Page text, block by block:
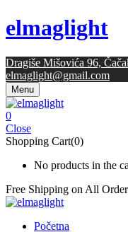
elmaglight
Dragiše Mišovića 96,
elmaglight@gmail.com
Menu
0
Close
Shopping Cart(0)
No products in the
Free Shipping on All
Početna